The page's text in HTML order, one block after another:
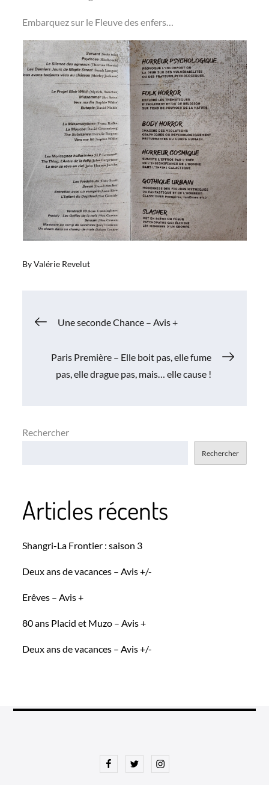
Embarquez sur le Fleuve des enfers…
ByValérie Revelut
Navigation
de
Une seconde Chance – Avis +
Paris Première – Elle boit pas, elle fume
pas, elle drague pas, mais… elle cause !
Rechercher
Rechercher
Articles récents
Shangri-La Frontier : saison 3
Deux ans de vacances – Avis +/-
Erêves – Avis +
80 ans Placid et Muzo – Avis +
Deux ans de vacances – Avis +/-
FacebookTwitterInstagram